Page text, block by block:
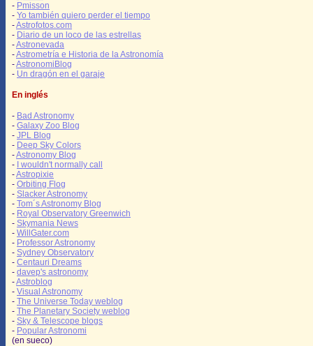
- Pmisson
- Yo también quiero perder el tiempo
-Astrofotos.com
- Diario de un loco de las estrellas
-Astronevada
-Astrometría e Historia de la Astronomía
-AstronomiBlog
- Un dragón en el garaje
En inglés
- Bad Astronomy
- Galaxy Zoo Blog
- JPL Blog
- Deep Sky Colors
-Astronomy Blog
- I wouldn't normally call
-Astropixie
- Orbiting Flog
- Slacker Astronomy
- Tom´s Astronomy Blog
- Royal Observatory Greenwich
- Skymania News
- WillGater.com
- Professor Astronomy
- Sydney Observatory
- Centauri Dreams
- davep's astronomy
-Astroblog
- Visual Astronomy
- The Universe Today weblog
- The Planetary Society weblog
- Sky & Telescope blogs
- Popular Astronomi
(en sueco)